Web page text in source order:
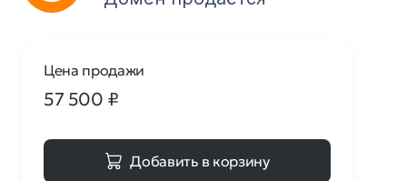
Цена продажи
57 500 ₽
Добавить в корзину